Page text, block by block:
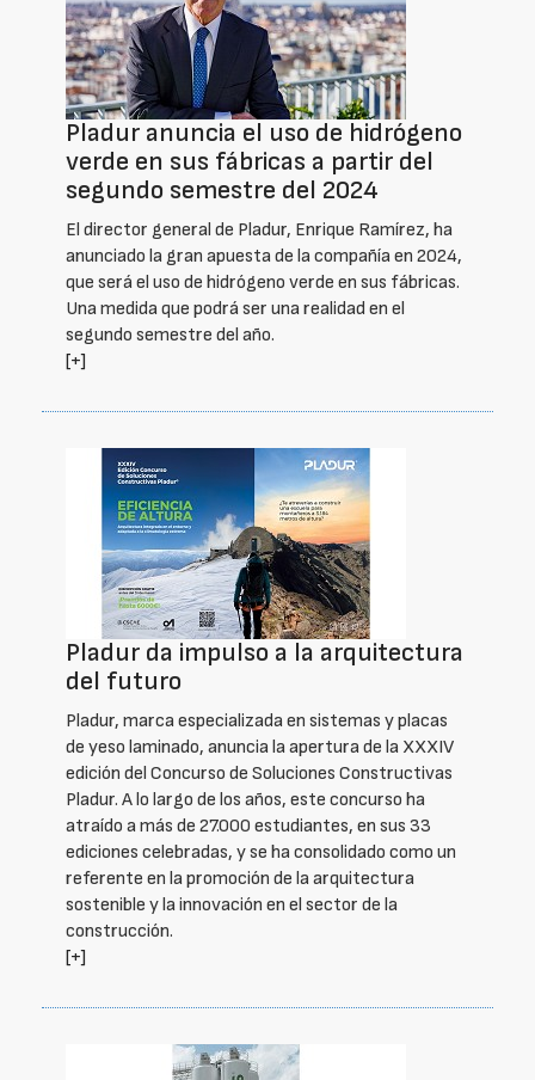
Pladur anuncia el uso de hidrógeno
verde en sus fábricas a partir del
segundo semestre del 2024
El director general de Pladur, Enrique Ramírez, ha
anunciado la gran apuesta de la compañía en 2024,
que será el uso de hidrógeno verde en sus fábricas.
Una medida que podrá ser una realidad en el
segundo semestre del año.
[+]
Pladur da impulso a la arquitectura
del futuro
Pladur, marca especializada en sistemas y placas
de yeso laminado, anuncia la apertura de la XXXIV
edición del Concurso de Soluciones Constructivas
Pladur. A lo largo de los años, este concurso ha
atraído a más de 27.000 estudiantes, en sus 33
ediciones celebradas, y se ha consolidado como un
referente en la promoción de la arquitectura
sostenible y la innovación en el sector de la
construcción.
[+]